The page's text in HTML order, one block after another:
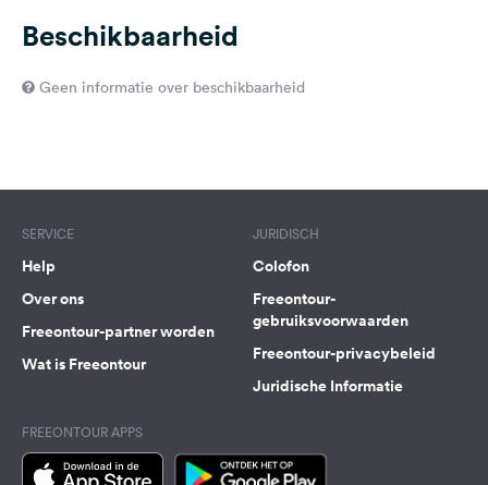
Beschikbaarheid
Geen informatie over beschikbaarheid
SERVICE
Help
Over ons
Freeontour-partner worden
Wat is Freeontour
JURIDISCH
Colofon
Freeontour-
gebruiksvoorwaarden
Freeontour-privacybeleid
Juridische Informatie
FREEONTOUR APPS